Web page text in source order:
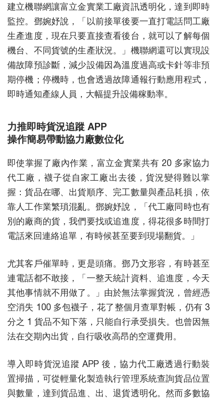
建立機聯網讓富立金實業工廠資訊透明化，達到即時
監控。鄧婉妤說，「以前接單後要一直打電話問工廠
生產進度，現在只要直接查看後台，就可以了解每個
機台、不同貨號的生產狀況。」機聯網還可以實現設
備故障預診斷，減少設備因為溫度過高或卡針等非預
期停機；停機時，也會透過故障通報行動應用程式，
即時通知產線人員，大幅提升設備稼動率。
力推即時貨況追蹤 APP
操作簡易帶動協力廠數位化
即使掌握了廠內作業，富立金實業共有 20 多家協力
代工廠，襪子從自家工廠出去後，貨況變得難以掌
握：貨品在哪、出貨順序、完工數量與產品耗損，依
靠人工作業繁瑣混亂。鄧婉妤說，「代工廠同時也有
別的廠商的貨，我們要找或追進度，得花很多時間打
電話來回連絡追單，有時候甚至要到現場翻貨。」
尤其客戶催單時，更是頭痛。鄧乃文形容，有時甚至
連電話都不敢接，「一整天統計資料、追進度，今天
其他事情就不用做了。」由於無法掌握貨況，曾經憑
空消失 100 多包襪子，花了整個月查單對帳，仍有 3
分之 1 貨品不知下落，只能自行承受損失。也曾因無
法在交期內出貨，自行吸收高昂的空運費用。
導入即時貨況追蹤 APP 後，協力代工廠透過行動裝
置掃描，可從輕量化製造執行管理系統查詢貨品位置
與數量，達到貨品進、出、退貨透明化。然而多數協